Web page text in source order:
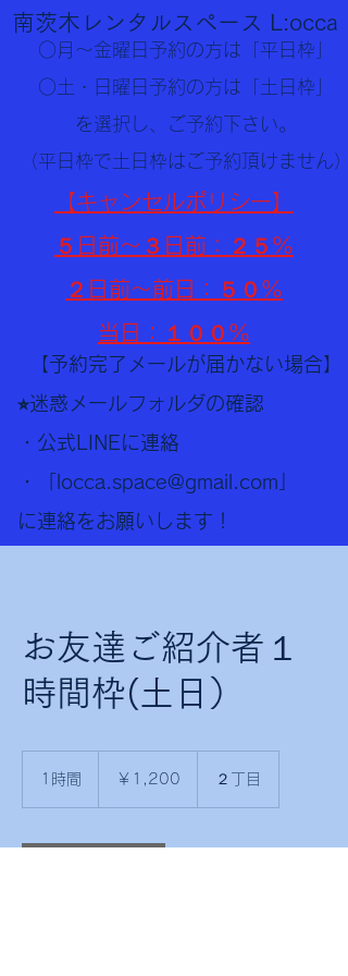
南茨木レンタルスペース L:occa
○月〜金曜日予約の方は「平日枠」
○土・日曜日予約の方は「土日枠」
を選択し、ご予約下さい。
​（平日枠で土日枠はご予約頂けません）
【キャンセルポリシー】
５日前〜３日前：２５%
２ 日前〜前日：５ ０%
​当日：１００%
【予約完了メールが届かない場合】
⭐︎迷惑メールフォルダの確認
・公式LINEに連絡
・「
locca.space@gmail.com
に連絡をお願いします！
お友達ご紹介者１
時間枠(土日）
1時間 ￥1,200 ２丁目